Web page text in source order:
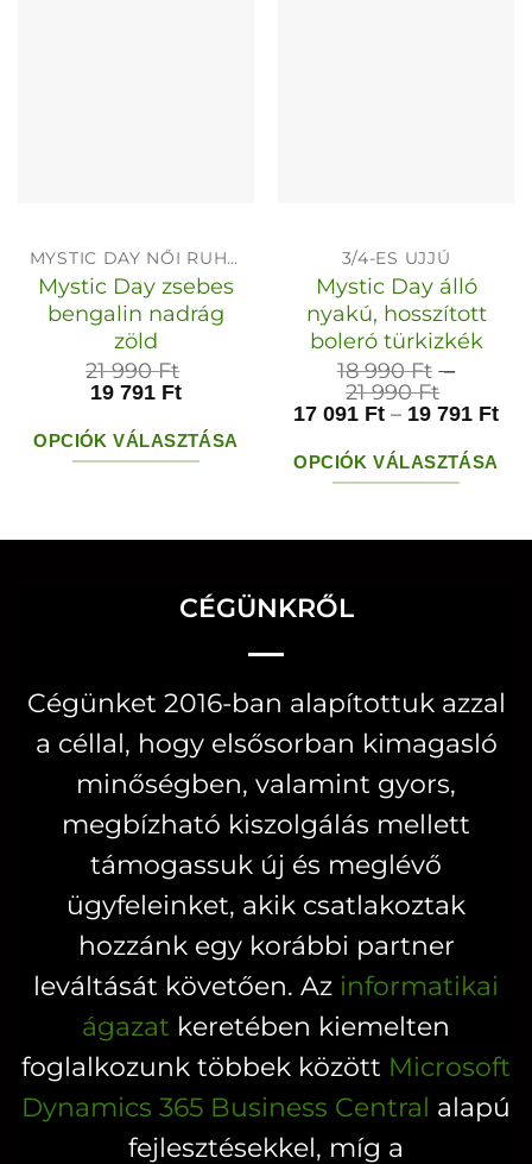
MYSTIC DAY NŐI RUHÁK
Mystic Day zsebes
bengalin nadrág
zöld
21 990Ft
19 791 Ft
OPCIÓK VÁLASZTÁSA
terméknek
variációja
változatok
a
termékoldalon
választhatók
ki
3/4-ES UJJÚ
Mystic Day álló
nyakú, hosszított
boleró türkizkék
18 990Ft –
21 990Ft
18
-
21
17 091 Ft – 19 791 Ft
OPCIÓK VÁLASZTÁSA
a
A
változatok
a
ki
CÉGÜNKRŐL
Cégünket 2016-ban alapítottuk azzal
a céllal, hogy elsősorban kimagasló
minőségben, valamint gyors,
megbízható kiszolgálás mellett
támogassuk új és meglévő
ügyfeleinket, akik csatlakoztak
hozzánk egy korábbi partner
leváltását követően. Az informatikai
ágazat keretében kiemelten
foglalkozunk többek között Microsoft
Dynamics 365 Business Central alapú
fejlesztésekkel, míg a